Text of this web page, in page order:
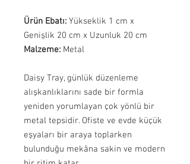
Ürün Ebatı: Yükseklik 1 cm x
Genişlik 20 cm x Uzunluk 20 cm
Malzeme: Metal
Daisy Tray, günlük düzenleme
alışkanlıklarını sade bir formla
yeniden yorumlayan çok yönlü bir
metal tepsidir. Ofiste ve evde küçük
eşyaları bir araya toplarken
bulunduğu mekâna sakin ve modern